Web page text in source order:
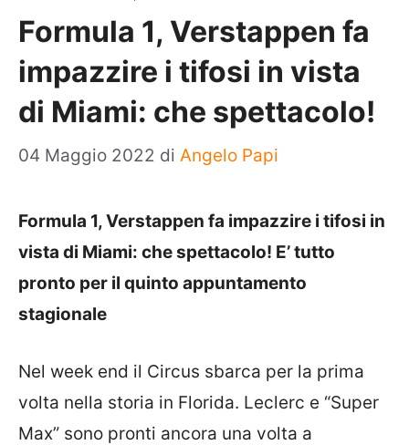
Formula 1, Verstappen fa
impazzire i tifosi in vista
di Miami: che spettacolo!
04 Maggio 2022 di Angelo Papi
Formula 1, Verstappen fa impazzire i tifosi in
vista di Miami: che spettacolo! E’ tutto
pronto per il quinto appuntamento
stagionale
Nel week end il Circus sbarca per la prima
volta nella storia in Florida. Leclerc e “Super
Max” sono pronti ancora una volta a